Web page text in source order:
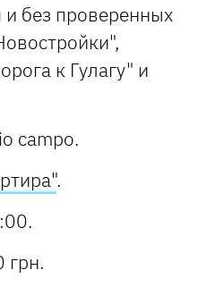
без проверенных
к Гулагу" и
campo.
.
грн.